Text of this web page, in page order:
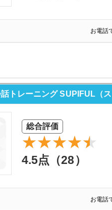
お電話
トレーニング SUPIFUL（ス
総合評価
4.5点（28）
お電話